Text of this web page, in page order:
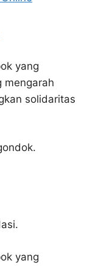
yang
mengarah
solidaritas
yang